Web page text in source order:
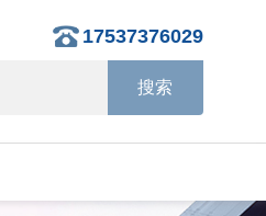
17537376029